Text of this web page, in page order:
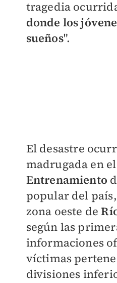
tragedia
donde los
sueños".
El desastre
madrugada en el
Entrenamiento
popular del
zona oeste de
según las
informaciones
víctimas
divisiones